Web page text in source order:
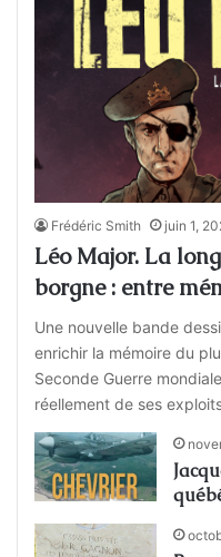
Frédéric Smith juin 1,
Léo Major. La
borgne : entre
Une nouvelle bande
enrichir la mémoire du
Seconde Guerre
réellement de ses